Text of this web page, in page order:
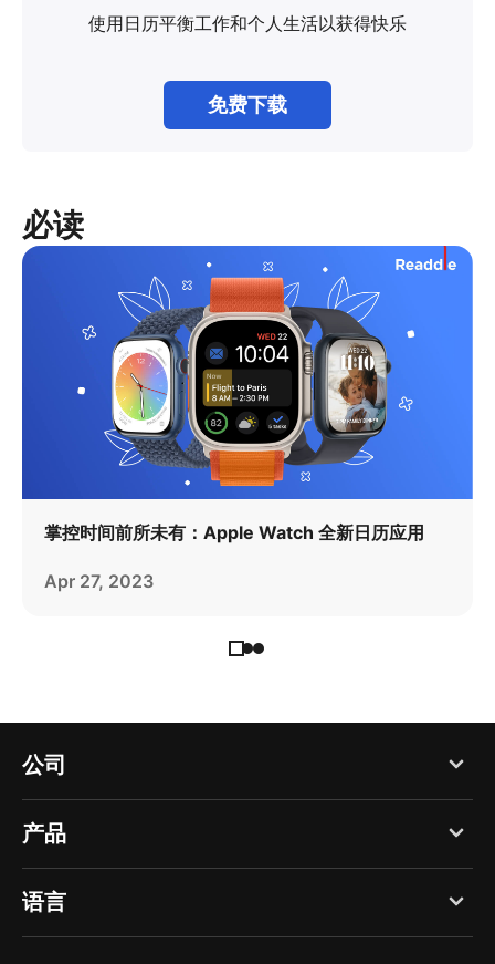
使用日历平衡工作和个人生活以获得快乐
免费下载
必读
掌控时间前所未有：Apple Watch 全新日历应用
Apr 27, 2023
公司
博客
关于我们
招贤纳士
产品
PDF Expert
Documents
语言